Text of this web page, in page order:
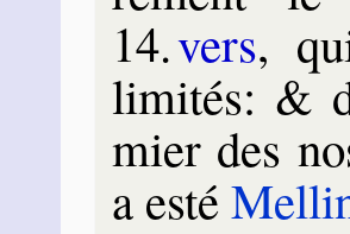
14.vers,
limi­tés: &
mier des
a esté